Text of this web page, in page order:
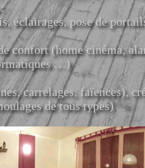
éclairages, pose de
confort (home cinéma,
…)
carrelages, faïences),
de tous types)